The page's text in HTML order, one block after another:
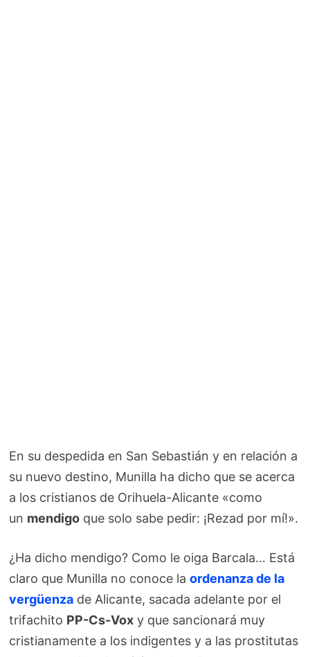
En su despedida en San Sebastián y en relación a
su nuevo destino, Munilla ha dicho que se acerca
a los cristianos de Orihuela-Alicante «como
un mendigo que solo sabe pedir: ¡Rezad por mí!».
¿Ha dicho mendigo? Como le oiga Barcala… Está
claro que Munilla no conoce laordenanza de la
vergüenza de Alicante, sacada adelante por el
trifachito PP-Cs-Vox y que sancionará muy
cristianamente a los indigentes y a las prostitutas